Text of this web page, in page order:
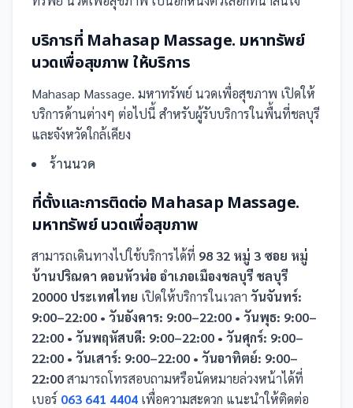
บริการที่ Mahasap Massage. มหาทรัพย์
นวดเพื่อสุขภาพ ให้บริการ
Mahasap Massage. มหาทรัพย์ นวดเพื่อสุขภาพ เปิดให้
บริการด้านต่างๆ ต่อไปนี้ สำหรับผู้รับบริการในพื้นที่ชลบุรี
และจังหวัดใกล้เคียง
ร้านนวด
ที่ตั้งและการติดต่อ Mahasap Massage.
มหาทรัพย์ นวดเพื่อสุขภาพ
สามารถเดินทางไปใช้บริการได้ที่ 98 32 หมู่ 3 ซอย หมู่
บ้านปริณดา ดอนหัวฬ่อ อำเภอเมืองชลบุรี ชลบุรี
20000 ประเทศไทย เปิดให้บริการในเวลา วันจันทร์:
9:00–22:00 • วันอังคาร: 9:00–22:00 • วันพุธ: 9:00–
22:00 • วันพฤหัสบดี: 9:00–22:00 • วันศุกร์: 9:00–
22:00 • วันเสาร์: 9:00–22:00 • วันอาทิตย์: 9:00–
22:00สามารถโทรสอบถามหรือนัดหมายล่วงหน้าได้ที่
เบอร์ 063 641 4404 เพื่อความสะดวก แนะนำให้ติดต่อ